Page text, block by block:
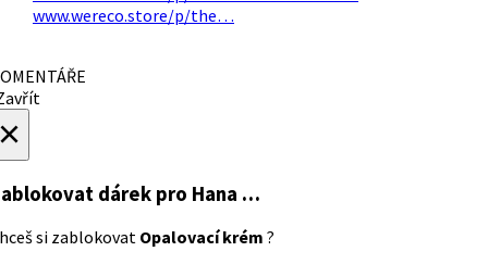
www.wereco.store/p/the…
dárek pro Hana …
si zablokovat Opalovací krém ?